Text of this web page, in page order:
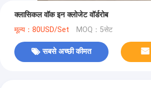
क्लासिकल वॉक इन क्लोजेट वॉर्डरोब
मूल्य：80USD/Set MOQ：5सेट
सबसे अच्छी कीमत